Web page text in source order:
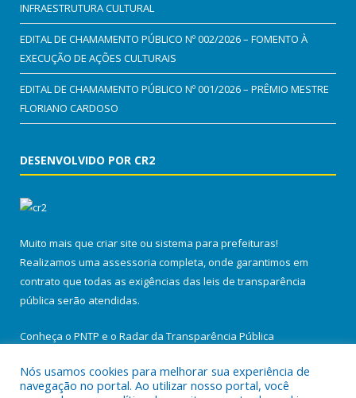
INFRAESTRUTURA CULTURAL
EDITAL DE CHAMAMENTO PÚBLICO Nº 002/2026 – FOMENTO À
EXECUÇÃO DE AÇÕES CULTURAIS
EDITAL DE CHAMAMENTO PÚBLICO Nº 001/2026 – PRÊMIO MESTRE
FLORIANO CARDOSO
DESENVOLVIDO POR CR2
Muito mais que criar site ou sistema para prefeituras!
Realizamos uma assessoria completa, onde garantimos em
contrato que todas as exigências das leis de transparência
pública serão atendidas.
Conheça o PNTP e o Radar da Transparência Pública
Nós usamos cookies para melhorar sua experiência de
navegação no portal. Ao utilizar nosso portal, você